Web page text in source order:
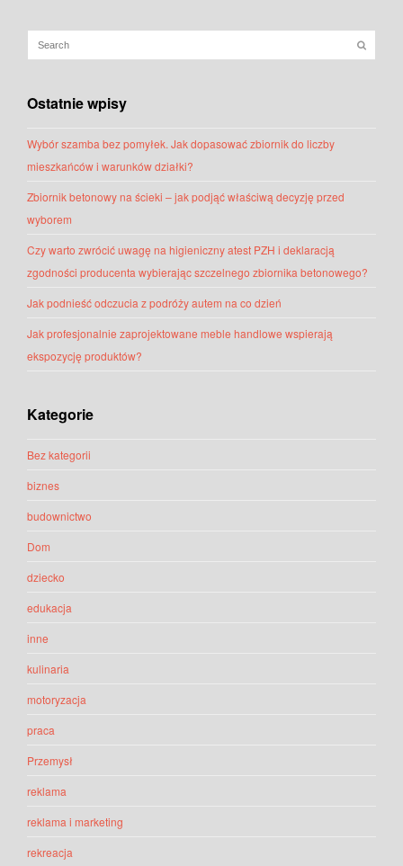
Ostatnie wpisy
Wybór szamba bez pomyłek. Jak dopasować zbiornik do liczby
mieszkańców i warunków działki?
Zbiornik betonowy na ścieki – jak podjąć właściwą decyzję przed
wyborem
Czy warto zwrócić uwagę na higieniczny atest PZH i deklaracją
zgodności producenta wybierając szczelnego zbiornika betonowego?
Jak podnieść odczucia z podróży autem na co dzień
Jak profesjonalnie zaprojektowane meble handlowe wspierają
ekspozycję produktów?
Kategorie
Bez kategorii
biznes
budownictwo
Dom
dziecko
edukacja
inne
kulinaria
motoryzacja
praca
Przemysł
reklama
reklama i marketing
rekreacja